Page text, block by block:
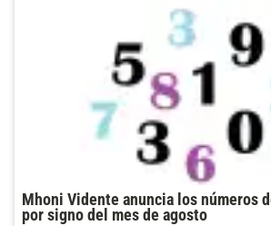
Mhoni Vidente anuncia los números
por signo del mes de agosto